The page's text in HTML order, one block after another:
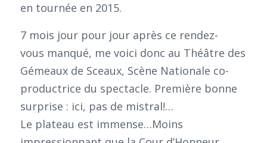
en tournée en 2015.
7 mois jour pour jour après ce rendez-
vous manqué, me voici donc au Théâtre des
Gémeaux de Sceaux, Scène Nationale co-
productrice du spectacle. Première bonne
surprise : ici, pas de mistral!…
Le plateau est immense…Moins